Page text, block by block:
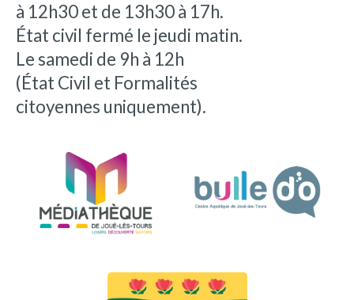
à 12h30 et de 13h30 à 17h.
État civil fermé le jeudi matin.
Le samedi de 9h à 12h
(État Civil et Formalités
citoyennes uniquement).